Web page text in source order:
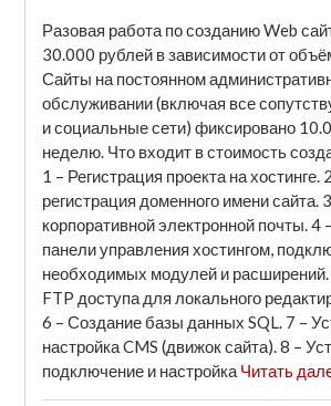
Разовая работа по созданию Web
30.000 рублей в зависимости от
Сайты на постоянном
обслуживании (включая все
и социальные сети) фиксировано
неделю. Что входит в стоимость
1 – Регистрация проекта на хостинге.
регистрация доменного имени сайта.
корпоративной электронной почты. 4
панели управления хостингом,
необходимых модулей и расширений.
FTP доступа для локального
6 – Создание базы данных SQL. 7 –
настройка CMS (движок сайта). 8 –
подключение и настройка Читать